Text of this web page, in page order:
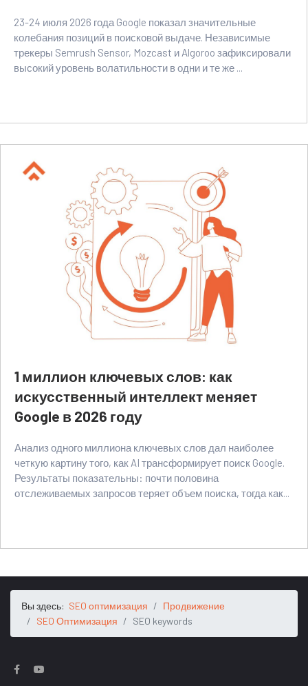
23-24 июля 2026 года Google показал значительные
колебания позиций в поисковой выдаче. Независимые
трекеры Semrush Sensor, Mozcast и Algoroo зафиксировали
высокий уровень волатильности в одни и те же ...
1 миллион ключевых слов: как
искусственный интеллект меняет
Google в 2026 году
Анализ одного миллиона ключевых слов дал наиболее
четкую картину того, как AI трансформирует поиск Google.
Результаты показательны: почти половина
отслеживаемых запросов теряет объем поиска, тогда как...
Вы здесь: SEO оптимизация
Продвижение
SEO Оптимизация
SEO keywords